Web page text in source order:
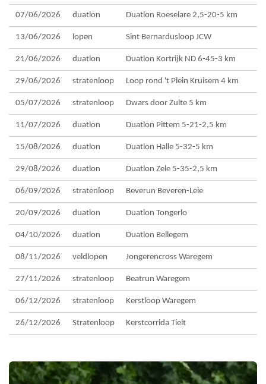
07/06/2026 duatlon Duatlon Roeselare 2,5-20-5 km
13/06/2026 lopen Sint Bernardusloop JCW
21/06/2026 duatlon Duatlon Kortrijk ND 6-45-3 km
29/06/2026 stratenloop Loop rond 't Plein Kruisem 4 km
05/07/2026 stratenloop Dwars door Zulte 5 km
11/07/2026 duatlon Duatlon Pittem 5-21-2,5 km
15/08/2026 duatlon Duatlon Halle 5-32-5 km
29/08/2026 duatlon Duatlon Zele 5-35-2,5 km
06/09/2026 stratenloop Beverun Beveren-Leie
20/09/2026 duatlon Duatlon Tongerlo
04/10/2026 duatlon Duatlon Bellegem
08/11/2026 veldlopen Jongerencross Waregem
27/11/2026 stratenloop Beatrun Waregem
06/12/2026 stratenloop Kerstloop Waregem
26/12/2026 Stratenloop Kerstcorrida Tielt